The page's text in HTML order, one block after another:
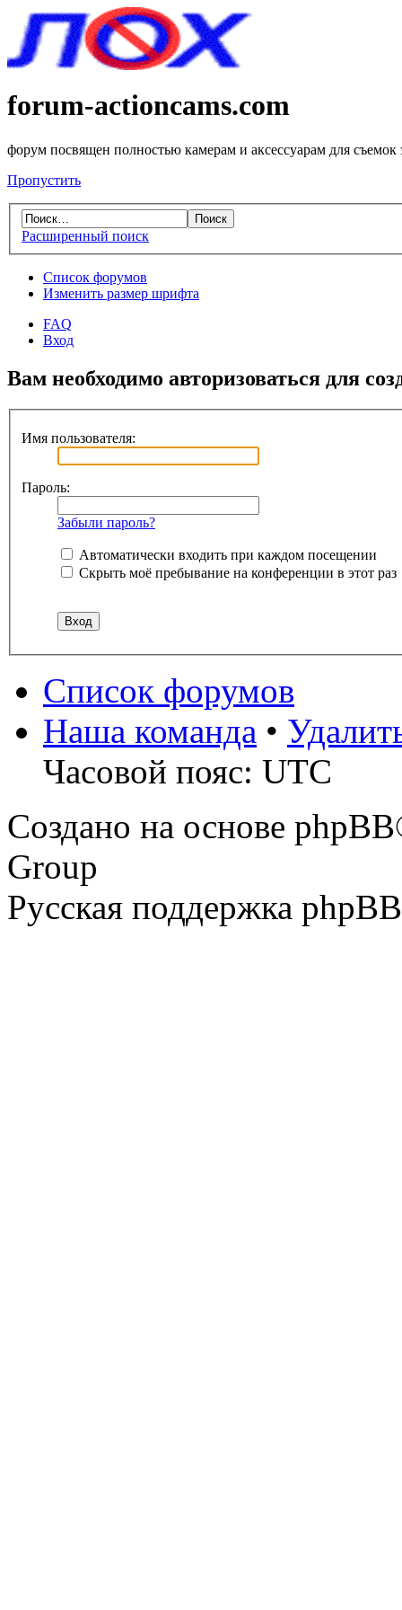
forum-actioncams.com
форум посвящен полностью камерам и аксессуарам для съемок
Пропустить
Расширенный поиск
Список форумов
Изменить размер шрифта
FAQ
Вход
Вам необходимо авторизоваться для
Имя пользователя:
Пароль:
Забыли пароль?
Автоматически входить при каждом посещении
Скрыть моё пребывание на конференции в этот раз
Список форумов
Наша команда •
Часовой пояс: UTC
Создано на основе
Group
Русская поддержка phpBB